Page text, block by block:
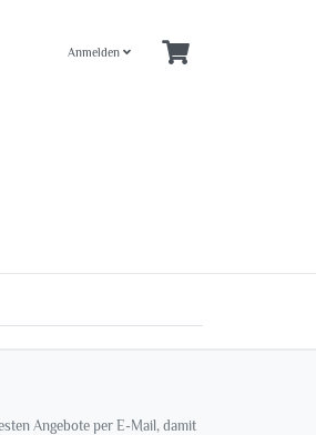
Anmelden
Angebote per E-Mail, damit